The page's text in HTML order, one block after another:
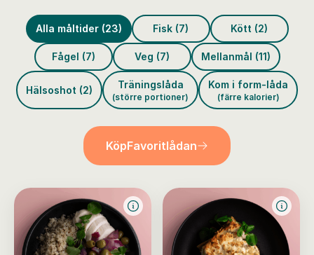
Alla måltider (23) Fisk (7) Kött (2)
Fågel (7) Veg (7) Mellanmål (11)
Hälsoshot (2) Träningslåda
(större portioner)
Kom i form-låda
(färre kalorier)
KöpFavoritlådan